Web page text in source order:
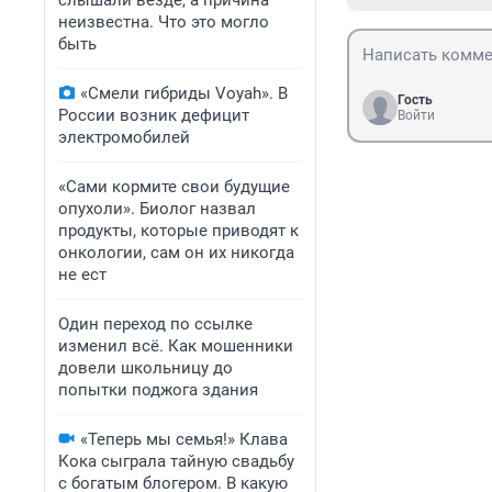
неизвестна. Что это могло
быть
«Смели гибриды Voyah». В
России возник дефицит
электромобилей
«Сами кормите свои будущие
опухоли». Биолог назвал
продукты, которые приводят к
онкологии, сам он их никогда
не ест
Один переход по ссылке
изменил всё. Как мошенники
довели школьницу до
попытки поджога здания
«Теперь мы семья!» Клава
Кока сыграла тайную свадьбу
с богатым блогером. В какую
Гость
Войти